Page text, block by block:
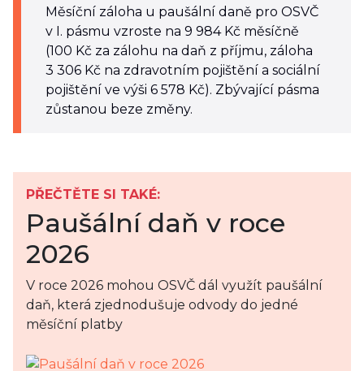
Měsíční záloha u paušální daně pro OSVČ
v I. pásmu vzroste na 9 984 Kč měsíčně
(100 Kč za zálohu na daň z příjmu, záloha
3 306 Kč na zdravotním pojištění a sociální
pojištění ve výši 6 578 Kč). Zbývající pásma
zůstanou beze změny.
PŘEČTĚTE SI TAKÉ:
Paušální daň v roce
2026
V roce 2026 mohou OSVČ dál využít paušální
daň, která zjednodušuje odvody do jedné
měsíční platby